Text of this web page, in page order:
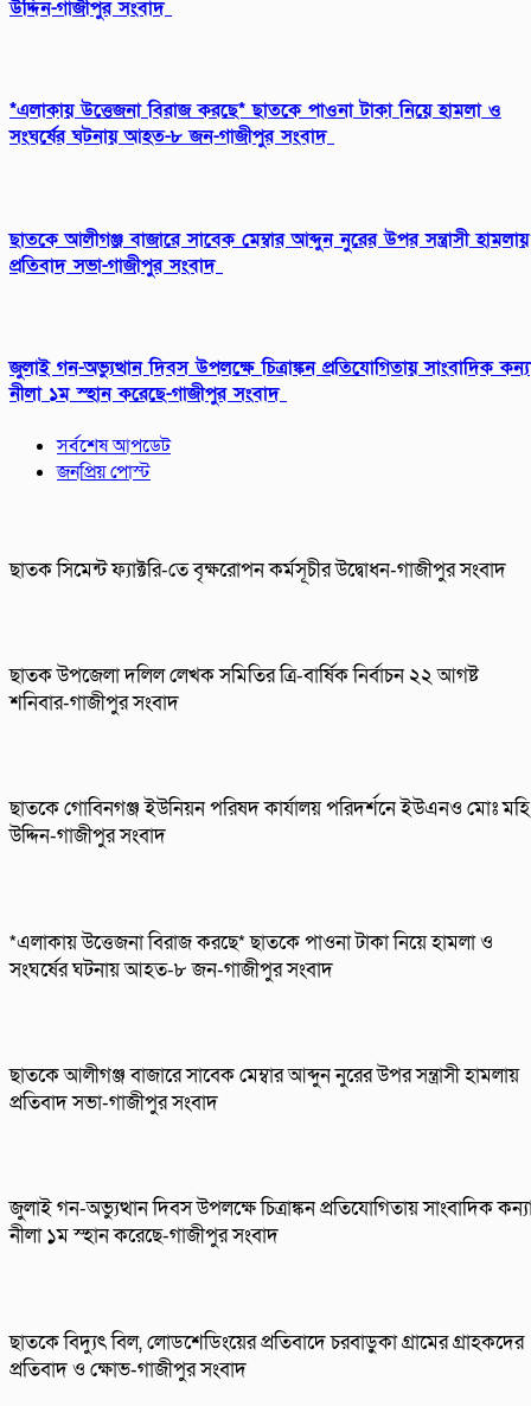
উদ্দিন-গাজীপুর সংবাদ
*এলাকায় উত্তেজনা বিরাজ করছে* ছাতকে পাওনা টাকা নিয়ে হামলা ও
সংঘর্ষের ঘটনায় আহত-৮ জন-গাজীপুর সংবাদ
ছাতকে আলীগঞ্জ বাজারে সাবেক মেম্বার আব্দুন নুরের উপর সন্ত্রাসী হামলায়
প্রতিবাদ সভা-গাজীপুর সংবাদ
জুলাই গন-অভ্যুত্থান দিবস উপলক্ষে চিত্রাঙ্কন প্রতিযোগিতায় সাংবাদিক
নীলা ১ম স্হান করেছে-গাজীপুর সংবাদ
সর্বশেষ আপডেট
জনপ্রিয় পোস্ট
ছাতক সিমেন্ট ফ্যাক্টরি-তে বৃক্ষরোপন কর্মসূচীর উদ্বোধন-গাজীপুর সংবাদ
ছাতক উপজেলা দলিল লেখক সমিতির ত্রি-বার্ষিক নির্বাচন ২২ আগষ্ট
শনিবার-গাজীপুর সংবাদ
ছাতকে গোবিনগঞ্জ ইউনিয়ন পরিষদ কার্যালয় পরিদর্শনে ইউএনও মোঃ মহি
উদ্দিন-গাজীপুর সংবাদ
*এলাকায় উত্তেজনা বিরাজ করছে* ছাতকে পাওনা টাকা নিয়ে হামলা ও
সংঘর্ষের ঘটনায় আহত-৮ জন-গাজীপুর সংবাদ
ছাতকে আলীগঞ্জ বাজারে সাবেক মেম্বার আব্দুন নুরের উপর সন্ত্রাসী হামলায়
প্রতিবাদ সভা-গাজীপুর সংবাদ
জুলাই গন-অভ্যুত্থান দিবস উপলক্ষে চিত্রাঙ্কন প্রতিযোগিতায় সাংবাদিক
নীলা ১ম স্হান করেছে-গাজীপুর সংবাদ
ছাতকে বিদ্যুৎ বিল, লোডশেডিংয়ের প্রতিবাদে চরবাড়ুকা গ্রামের গ্রাহকদের
প্রতিবাদ ও ক্ষোভ-গাজীপুর সংবাদ